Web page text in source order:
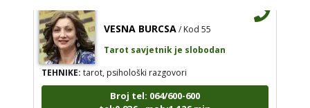
TEHNIKE:tarot, psihološki razgovori
Broj tel: 064/600-600
tel:0,93€ - mob:1,12€ min